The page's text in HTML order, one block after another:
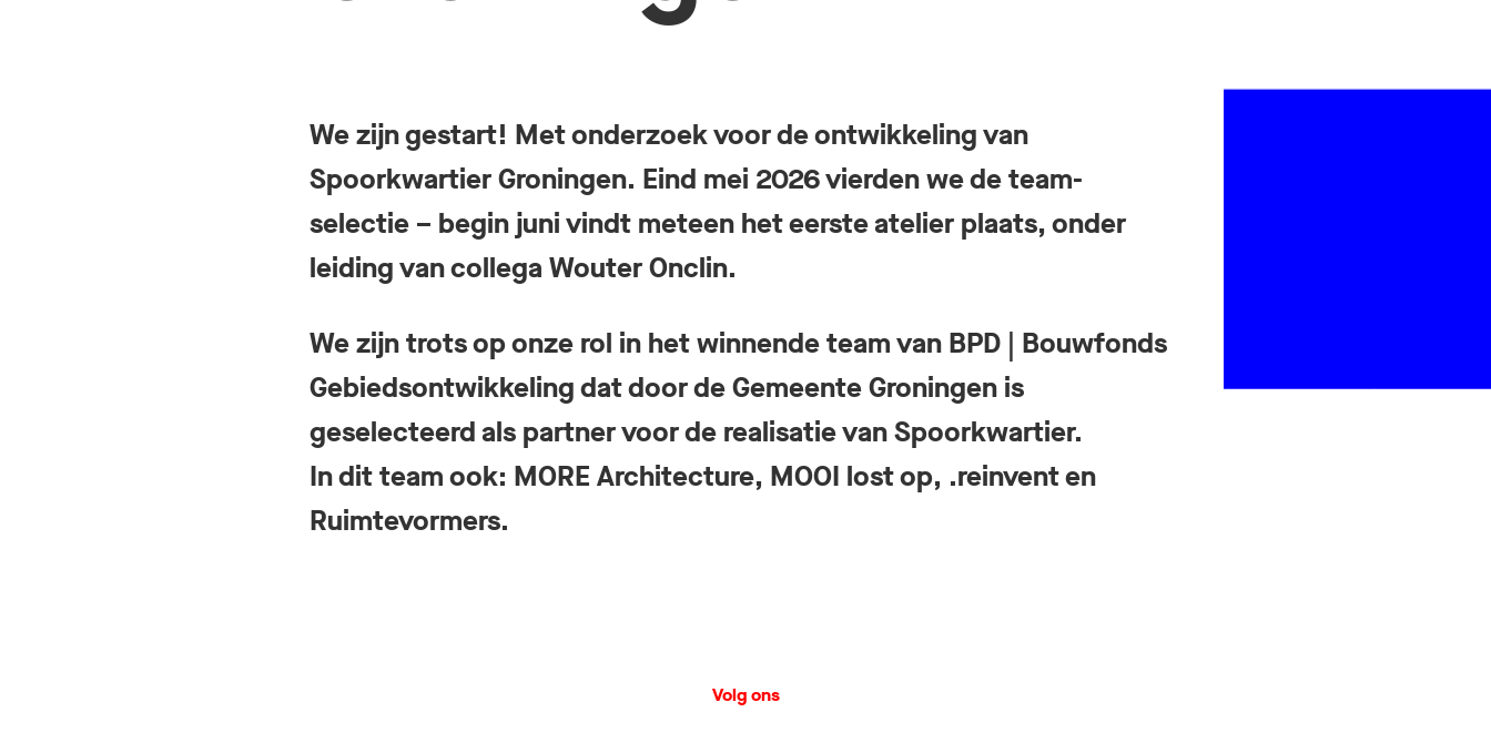
We zijn gestart! Met onderzoek voor de ontwikkeling van
Spoorkwartier Groningen. Eind mei 2026 vierden we de team-
selectie – begin juni vindt meteen het eerste atelier plaats, onder
leiding van collega Wouter Onclin.
We zijn trots op onze rol in het winnende team van BPD | Bouwfonds
Gebiedsontwikkeling dat door de Gemeente Groningen is
geselecteerd als partner voor de realisatie van Spoorkwartier.
In dit team ook: MORE Architecture, MOOI lost op, .reinvent en
Ruimtevormers.
Volg ons